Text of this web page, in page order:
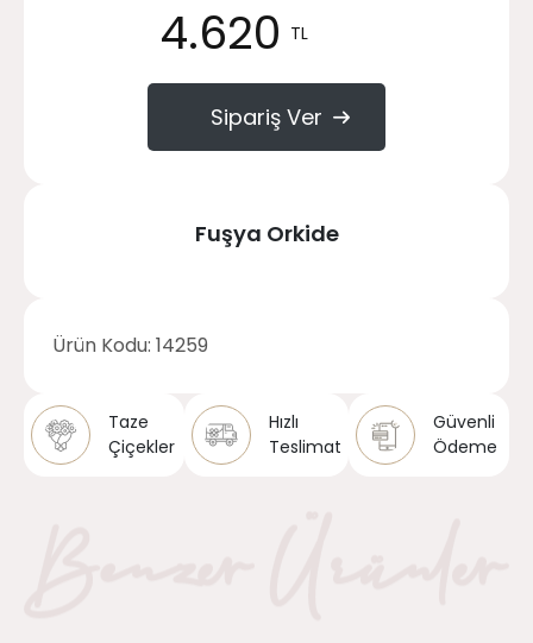
4.620 TL
Sipariş Ver
Fuşya Orkide
Ürün Kodu: 14259
Taze
Çiçekler
Hızlı
Teslimat
Güvenli
Ödeme